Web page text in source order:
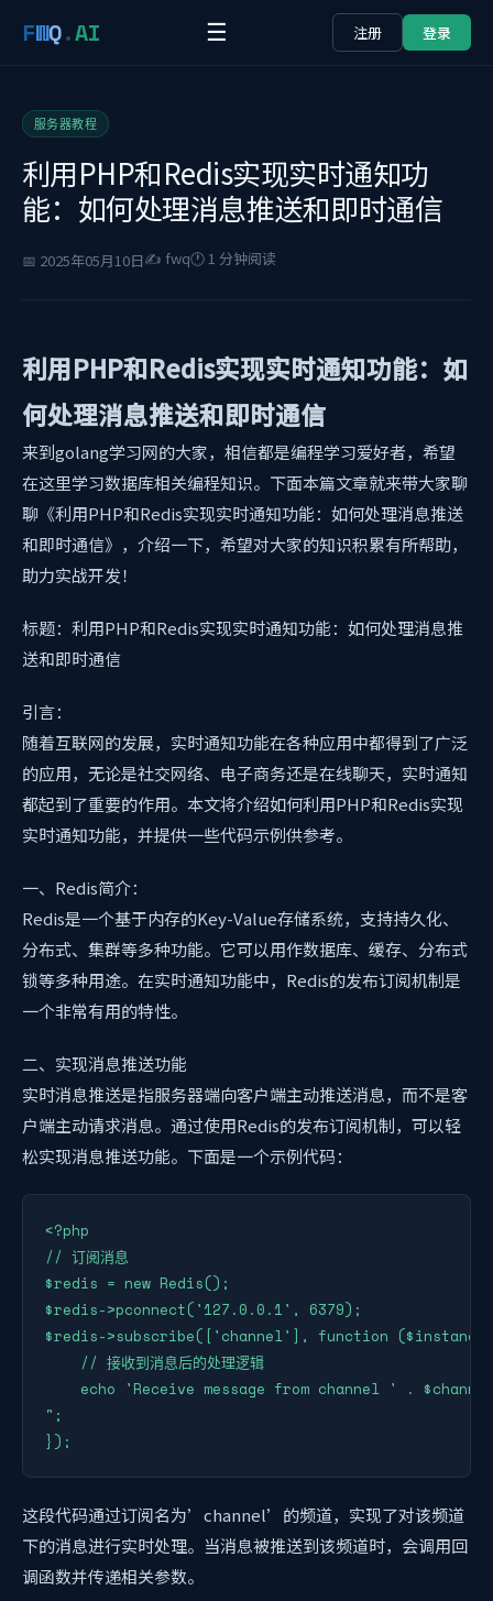
FWQ.AI ☰ 注册 登录
服务器教程
利用PHP和Redis实现实时通知功
能：如何处理消息推送和即时通信
📅 2025年05月10日✍️ fwq🕐 1 分钟阅读
利用PHP和Redis实现实时通知功能：如
何处理消息推送和即时通信
来到golang学习网的大家，相信都是编程学习爱好者，希望
在这里学习数据库相关编程知识。下面本篇文章就来带大家聊
聊《利用PHP和Redis实现实时通知功能：如何处理消息推送
和即时通信》，介绍一下，希望对大家的知识积累有所帮助，
助力实战开发！
标题：利用PHP和Redis实现实时通知功能：如何处理消息推
送和即时通信
引言：
随着互联网的发展，实时通知功能在各种应用中都得到了广泛
的应用，无论是社交网络、电子商务还是在线聊天，实时通知
都起到了重要的作用。本文将介绍如何利用PHP和Redis实现
实时通知功能，并提供一些代码示例供参考。
一、Redis简介：
Redis是一个基于内存的Key-Value存储系统，支持持久化、
分布式、集群等多种功能。它可以用作数据库、缓存、分布式
锁等多种用途。在实时通知功能中，Redis的发布订阅机制是
一个非常有用的特性。
二、实现消息推送功能
实时消息推送是指服务器端向客户端主动推送消息，而不是客
户端主动请求消息。通过使用Redis的发布订阅机制，可以轻
松实现消息推送功能。下面是一个示例代码：
<?php
// 订阅消息
$redis = new Redis();
$redis->pconnect('127.0.0.1', 6379);
$redis->subscribe(['channel'], function ($instance,
    // 接收到消息后的处理逻辑
echo 'Receive message from channel ' .
";
});
这段代码通过订阅名为’channel’的频道，实现了对该频道
下的消息进行实时处理。当消息被推送到该频道时，会调用回
调函数并传递相关参数。